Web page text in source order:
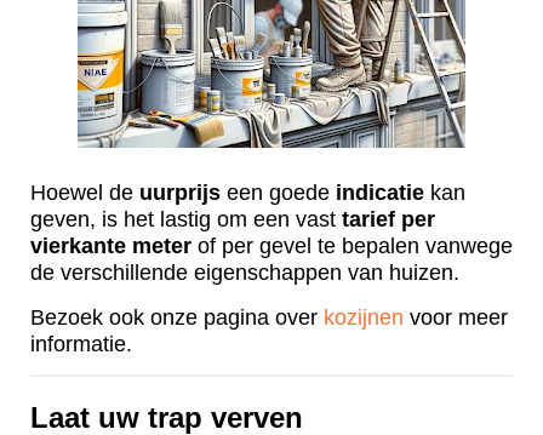
Hoewel de uurprijs een goede indicatie kan
geven, is het lastig om een vast tarief per
vierkante meter of per gevel te bepalen vanwege
de verschillende eigenschappen van huizen.
Bezoek ook onze pagina over kozijnen voor meer
informatie.
Laat uw trap verven